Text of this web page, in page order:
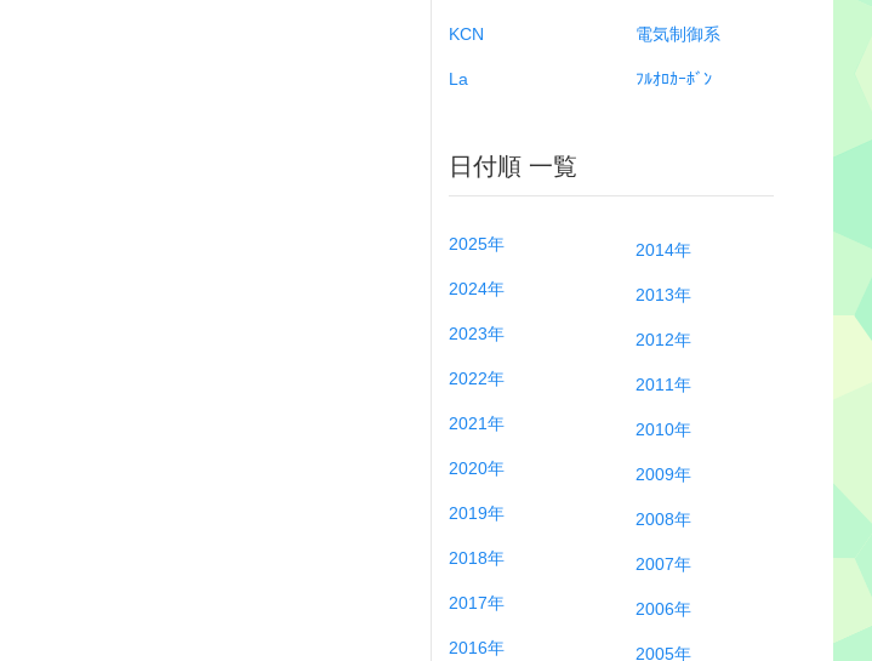
KCN
La
電気制御系
ﾌﾙｵﾛｶｰﾎﾞﾝ
日付順 一覧
2025年
2024年
2023年
2022年
2021年
2020年
2019年
2018年
2017年
2016年
2014年
2013年
2012年
2011年
2010年
2009年
2008年
2007年
2006年
2005年